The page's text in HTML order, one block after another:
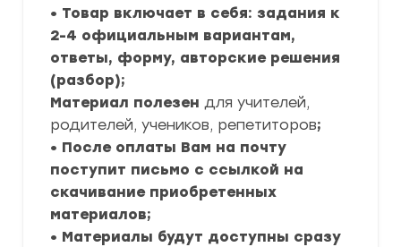
• Товар включает в себя: задания к
2-4 официальным вариантам,
ответы, форму, авторские решения
(разбор);
Материал полезен для учителей,
родителей, учеников, репетиторов;
• После оплаты Вам на почту
поступит письмо с ссылкой на
скачивание приобретенных
материалов;
• Материалы будут доступны сразу